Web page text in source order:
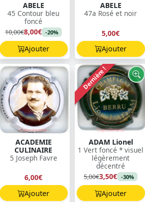
ABELE
45 Contour bleu
foncé
10,00€8,00€ -20%
Ajouter
ABELE
47a Rosé et noir
5,00€
Ajouter
ACADEMIE
CULINAIRE
5 Joseph Favre
6,00€
Ajouter
Dernière !
ADAM Lionel
1 Vert foncé * visuel
légèrement
décentré
5,00€3,50€ -30%
Ajouter